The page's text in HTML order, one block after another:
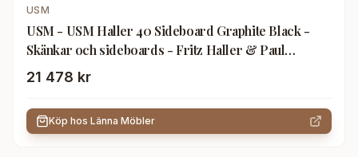
USM
USM - USM Haller 40 Sideboard Graphite Black -
Skänkar och sideboards - Fritz Haller & Paul
Schärer - Svart - Metall
21 478 kr
Köp hos Länna Möbler